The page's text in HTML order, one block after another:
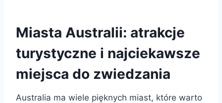
Miasta Australii: atrakcje
turystyczne i najciekawsze
miejsca do zwiedzania
Australia ma wiele pięknych miast, które warto